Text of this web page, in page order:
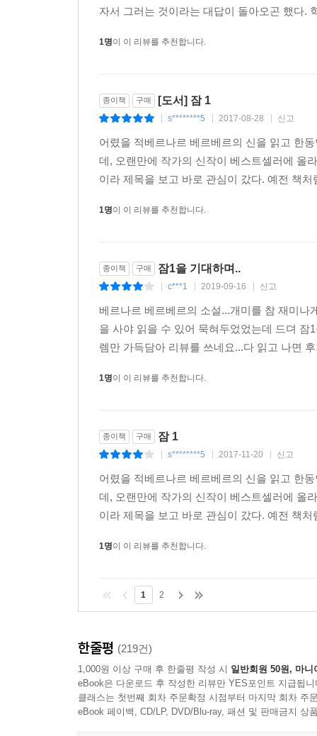
자서 그러는 것이라는 대답이 돌아오곤 했다.
1명이 이 리뷰를 추천합니다.
종이책 구매 [도서] 잠 1
s********5 2017-08-28 신고
어렸을 적베르나르 베르베르의 신을 읽고 한
데, 오랜만에 작가의 신작이 베스트셀러에 올
이라 제목을 보고 바로 관심이 갔다. 예전 책
1명이 이 리뷰를 추천합니다.
종이책 구매 잠1을 기대하며..
c***1 2019-09-16 신고
베르나르 베르베르의 소설...개미를 참 재미나
을 사야 읽을 수 있어 묵혀두었었는데 드뎌
렘만 가득담아 리뷰를 쓰네요...다 읽고 나면
1명이 이 리뷰를 추천합니다.
종이책 구매 잠 1
s********5 2017-11-20 신고
어렸을 적베르나르 베르베르의 신을 읽고 한
데, 오랜만에 작가의 신작이 베스트셀러에 올
이라 제목을 보고 바로 관심이 갔다. 예전 책
1명이 이 리뷰를 추천합니다.
1 2
한줄평 (219건)
1,000원 이상 구매 후 한줄평 작성 시 일반회원 50원, 마니
eBook은 다운로드 후 작성한 리뷰만 YES포인트 지급됩니
클래스는 첫번째 회차 주문확정 시점부터 마지막 회차 주
eBook 페이백, CD/LP, DVD/Blu-ray, 패션 및 판매금지 상